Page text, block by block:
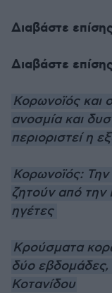
Διαβάστε επίσης
Διαβάστε
Κορωνοϊός και
ανοσμία και
περιοριστεί η
Κορωνοϊός:
ζητούν από την
ηγέτες
Κρούσματα
δύο εβδομάδες,
Κοτανίδου